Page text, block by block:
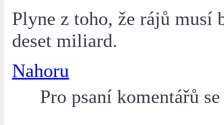
Plyne z toho, že rájů musí
deset miliard.
Nahoru
Pro psaní komentářů